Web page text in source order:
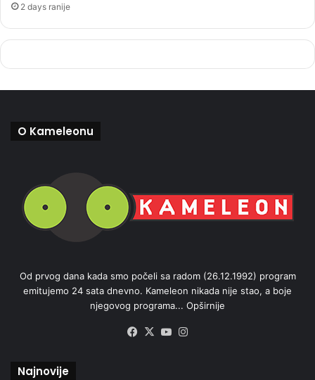
2 days ranije
O Kameleonu
Od prvog dana kada smo počeli sa radom (26.12.1992) program
emitujemo 24 sata dnevno. Kameleon nikada nije stao, a boje
njegovog programa... Opširnije
Facebook
X YouTube
Najnovije